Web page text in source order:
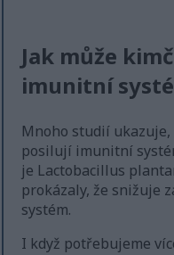
Jak může
imunitní
Mnoho studií
posilují imunitní
je Lactobacillus
prokázaly, že snižuje
systém.
I když potřebujeme